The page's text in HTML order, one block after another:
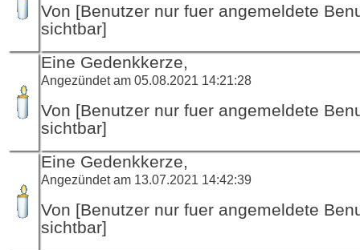
Von [Benutzer nur fuer angemeldete
sichtbar]
Eine Gedenkkerze,
Angezündet am 05.08.2021 14:21:28
Von [Benutzer nur fuer angemeldete
sichtbar]
Eine Gedenkkerze,
Angezündet am 13.07.2021 14:42:39
Von [Benutzer nur fuer angemeldete
sichtbar]